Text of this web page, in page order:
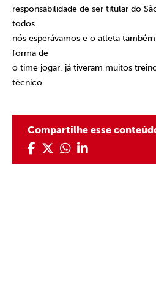
responsabilidade de ser titular do
todos
nós esperávamos e o atleta
forma de
o time jogar, já tiveram muitos
técnico.
Compartilhe esse